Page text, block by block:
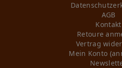
AGB
Kontakt
Retoure
Vertrag
Mein Konto